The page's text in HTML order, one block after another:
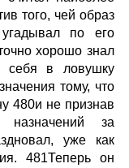
того, чей образ
по его
хорошо знал
себя в ловушку
тому, что
480и не признав
за
уже как
481Теперь он